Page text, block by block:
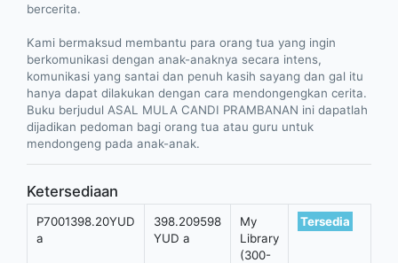
bercerita.
Kami bermaksud membantu para orang tua yang ingin
berkomunikasi dengan anak-anaknya secara intens,
komunikasi yang santai dan penuh kasih sayang dan gal itu
hanya dapat dilakukan dengan cara mendongengkan cerita.
Buku berjudul ASAL MULA CANDI PRAMBANAN ini dapatlah
dijadikan pedoman bagi orang tua atau guru untuk
mendongeng pada anak-anak.
Ketersediaan
P7001398.20YUD
a
398.209598
YUD a
My
Library
(300-
Tersedia